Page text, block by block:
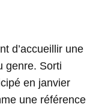
d’accueillir une
genre. Sorti
en janvier
une référence